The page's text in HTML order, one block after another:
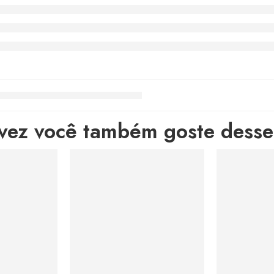
você também goste